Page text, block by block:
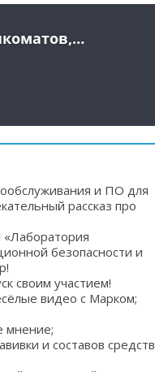
и ПО для
рассказ про
безопасности и
своим участием!
видео с Марком;
мнение;
и составов средств